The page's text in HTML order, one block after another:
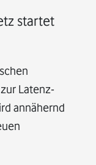
startet
Latenz-
annähernd